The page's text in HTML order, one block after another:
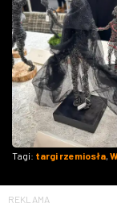
Tagi: targi rzemiosła
REKLAMA